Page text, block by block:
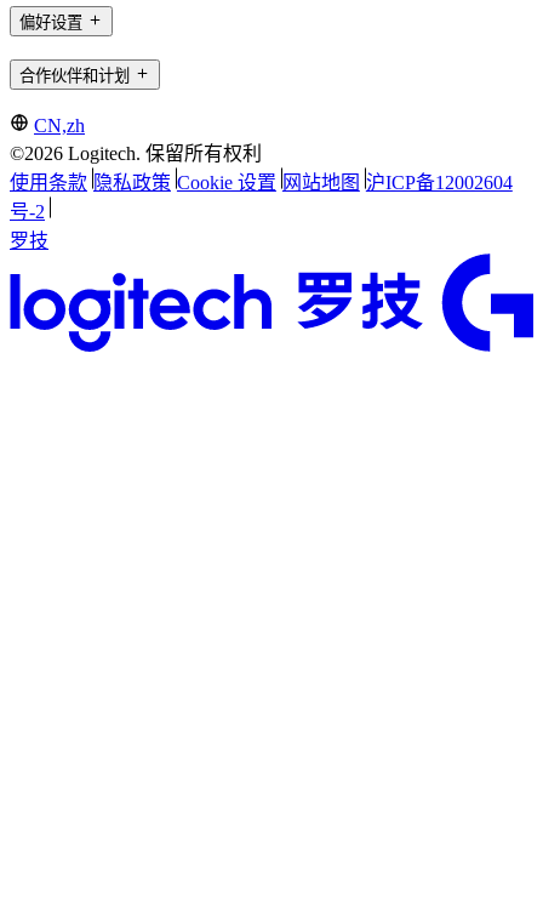
偏好设置
合作伙伴和计划
CN,zh
©2026 Logitech. 保留所有权利
使用条款 隐私政策 Cookie 设置 网站地图 沪ICP备12002604
号-2
罗技